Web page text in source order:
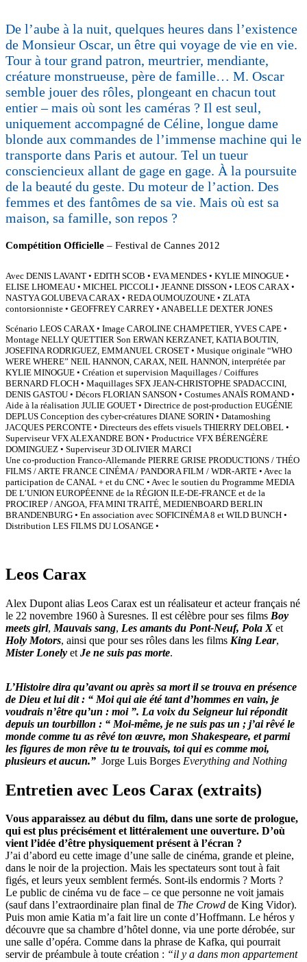
De l’aube à la nuit, quelques heures dans l’existence
de Monsieur Oscar, un être qui voyage de vie en vie.
Tour à tour grand patron, meurtrier, mendiante,
créature monstrueuse, père de famille… M. Oscar
semble jouer des rôles, plongeant en chacun tout
entier – mais où sont les caméras ? Il est seul,
uniquement accompagné de Céline, longue dame
blonde aux commandes de l’immense machine qui le
transporte dans Paris et autour. Tel un tueur
consciencieux allant de gage en gage. À la poursuite
de la beauté du geste. Du moteur de l’action. Des
femmes et des fantômes de sa vie. Mais où est sa
maison, sa famille, son repos ?
Compétition Officielle – Festival de Cannes 2012
Avec DENIS LAVANT • EDITH SCOB • EVA MENDES • KYLIE MINOGUE •
ELISE LHOMEAU • MICHEL PICCOLI • JEANNE DISSON • LEOS CARAX •
NASTYA GOLUBEVA CARAX • REDA OUMOUZOUNE • ZLATA
contorsionniste • GEOFFREY CARREY • ANABELLE DEXTER JONES
Scénario LEOS CARAX • Image CAROLINE CHAMPETIER, YVES CAPE •
Montage NELLY QUETTIER Son ERWAN KERZANET, KATIA BOUTIN,
JOSEFINA RODRIGUEZ, EMMANUEL CROSET • Musique originale “WHO
WERE WHERE” NEIL HANNON, CARAX, NEIL HANNON, interprétée par
KYLIE MINOGUE • Création et supervision Maquillages / Coiffures
BERNARD FLOCH • Maquillages SFX JEAN-CHRISTOPHE SPADACCINI,
DENIS GASTOU • Décors FLORIAN SANSON • Costumes ANAÏS ROMAND •
Aide à la réalisation JULIE GOUET • Directrice de post-production EUGÉNIE
DEPLUS Conception des cyber-créatures DIANE SORIN • Datamoshing
JACQUES PERCONTE • Directeurs des effets visuels THIERRY DELOBEL •
Superviseur VFX ALEXANDRE BON • Productrice VFX BÉRENGÈRE
DOMINGUEZ • Superviseur 3D OLIVIER MARCI
Une co-production Franco-Allemande PIERRE GRISE PRODUCTIONS / THÉO
FILMS / ARTE FRANCE CINÉMA / PANDORA FILM / WDR-ARTE • Avec la
participation de CANAL + et du CNC • Avec le soutien du Programme MEDIA
DE L’UNION EUROPÉENNE de la RÉGION ILE-DE-FRANCE et de la
PROCIREP / ANGOA, FFA MINI TRAITÉ, MEDIENBOARD BERLIN
BRANDENBURG • En association avec SOFICINÉMA 8 et WILD BUNCH •
Distribution LES FILMS DU LOSANGE •
Leos Carax
Alex Dupont alias Leos Carax est un réalisateur et acteur français né
le 22 novembre 1960 à Suresnes. Il est célèbre pour ses films Boy
meets girl, Mauvais sang, Les amants du Pont-Neuf, Pola X et
Holy Motors, ainsi que pour ses rôles dans les films King Lear,
Mister Lonely et Je ne suis pas morte.
L’Histoire dira qu’avant ou après sa mort il se trouva en présence
de Dieu et lui dit : “ Moi qui aie été tant d’hommes en vain, je
voudrais n’être qu’un : moi ”. La voix du Seigneur lui répondit
depuis un tourbillon : “ Moi-même, je ne suis pas un ; j’ai rêvé le
monde comme tu as rêvé ton œuvre, mon Shakespeare, et parmi
les figures de mon rêve tu te trouvais, toi qui es comme moi,
plusieurs et aucun.” Jorge Luis Borges Everything and Nothing
Entretien avec Leos Carax (extraits)
Vous apparaissez au début du film, dans une sorte de prologue,
qui est plus précisément et littéralement une ouverture. D’où
vient l’idée d’être physiquement présent à l’écran ?
J’ai d’abord eu cette image d’une salle de cinéma, grande et pleine,
dans le noir de la projection. Mais les spectateurs sont tout à fait
figés, et leurs yeux semblent fermés. Sont-ils endormis ? Morts ?
Le public de cinéma vu de face – ce que personne ne voit jamais
(sauf dans l’extraordinaire plan final de The Crowd de King Vidor).
Puis mon amie Katia m’a fait lire un conte d’Hoffmann. Le héros y
découvre que sa chambre d’hôtel donne, via une porte dérobée, sur
une salle d’opéra. Comme dans la phrase de Kafka, qui pourrait
servir de préambule à toute création : “il y a dans mon appartement